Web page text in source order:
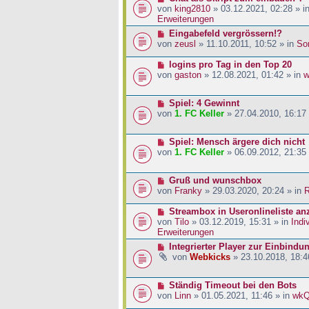
a
g
i
t
r
a
g
r
B
e
t
r
a
g
e
u
e
B
e
t
a
g
von king2810 » 03.12.2021, 02:28 » in
Erweiterungen
N
e
e
r
e
t
a
g
Eingabefeld vergrössern!?
von zeusl » 11.10.2011, 10:52 » in
N
e
e
B
i
r
g
logins pro Tag in den Top 20
von gaston » 12.08.2021, 01:42 » in
N
e
e
B
i
r
a
g
Spiel: 4 Gewinnt
von 1. FC Keller » 27.04.2010, 16:17
N
e
e
B
e
t
r
a
g
Spiel: Mensch ärgere dich nicht
von 1. FC Keller » 06.09.2012, 21:35
N
e
e
r
B
e
t
a
g
Gruß und wunschbox
von Franky » 29.03.2020, 20:24 » in
N
e
u
e
B
t
Streambox in Useronlineliste
von Tilo » 03.12.2019, 15:31 » in
Erweiterungen
N
e
e
B
Integrierter Player zur
von Webkicks » 23.10.2018,
N
e
Ständig Timeout bei den Bots
von Linn » 01.05.2021, 11:46 » in